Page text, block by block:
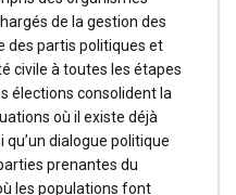
de la gestion des
des partis politiques et
civile à toutes les étapes
élections consolident la
où il existe déjà
dialogue politique
prenantes du
les populations font